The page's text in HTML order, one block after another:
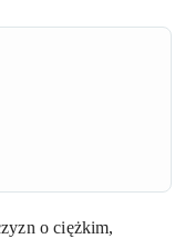
o ciężkim,